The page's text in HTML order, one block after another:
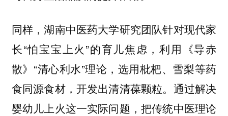
同样，湖南中医药大学研究团队针对现代家
长“怕宝宝上火”的育儿焦虑，利用《导赤
散》“清心利水”理论，选用枇杷、雪梨等药
食同源食材，开发出清清葆颗粒。通过解决
婴幼儿上火这一实际问题，把传统中医理论